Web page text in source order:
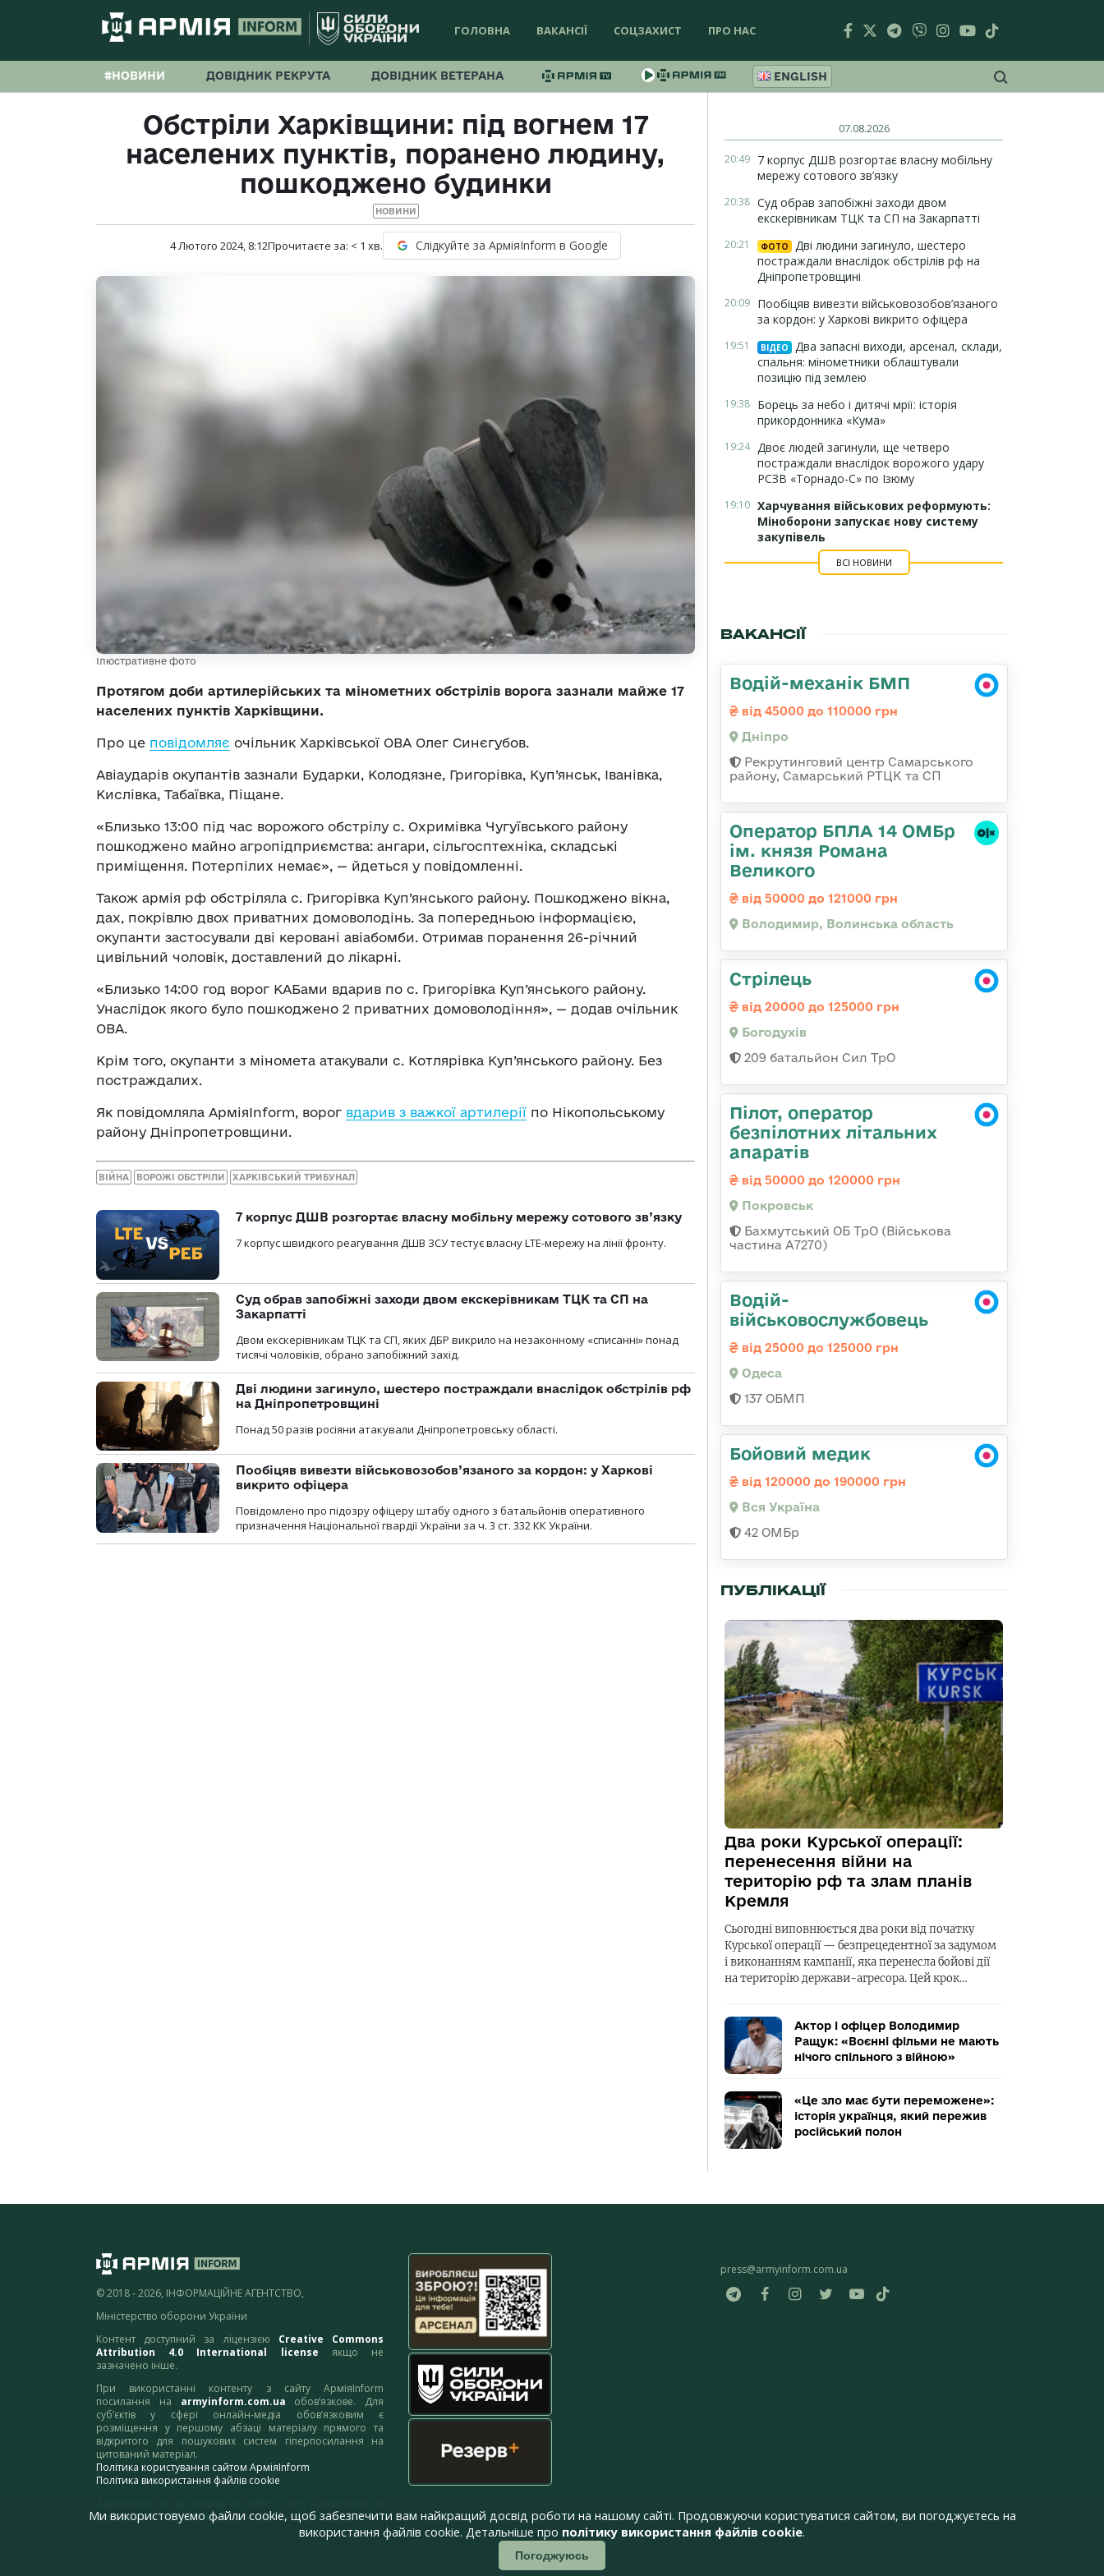
ГОЛОВНА ВАКАНСІЇ СОЦЗАХИСТ ПРО НАС
#НОВИНИ ДОВІДНИК РЕКРУТА ДОВІДНИК ВЕТЕРАНА ENGLISH
Обстріли Харківщини: під вогнем 17
населених пунктів, поранено людину,
пошкоджено будинки
НОВИНИ
4 Лютого 2024, 8:12Прочитаєте за: < 1 хв. Слідкуйте за АрміяInform в Google
Ілюстративне фото
Протягом доби артилерійських та мінометних обстрілів ворога зазнали майже 17
населених пунктів Харківщини.
Про це повідомляє очільник Харківської ОВА Олег Синєгубов.
Авіаударів окупантів зазнали Бударки, Колодязне, Григорівка, Куп’янськ, Іванівка,
Кислівка, Табаївка, Піщане.
«Близько 13:00 під час ворожого обстрілу с. Охримівка Чугуївського району
пошкоджено майно агропідприємства: ангари, сільгосптехніка, складські
приміщення. Потерпілих немає», — йдеться у повідомленні.
Також армія рф обстріляла с. Григорівка Куп’янського району. Пошкоджено вікна,
дах, покрівлю двох приватних домоволодінь. За попередньою інформацією,
окупанти застосували дві керовані авіабомби. Отримав поранення 26-річний
цивільний чоловік, доставлений до лікарні.
«Близько 14:00 год ворог КАБами вдарив по с. Григорівка Куп’янського району.
Унаслідок якого було пошкоджено 2 приватних домоволодіння», — додав очільник
ОВА.
Крім того, окупанти з міномета атакували с. Котлярівка Куп’янського району. Без
постраждалих.
Як повідомляла АрміяInform, ворог вдарив з важкої артилерії по Нікопольському
району Дніпропетровщини.
ВІЙНА ВОРОЖІ ОБСТРІЛИ ХАРКІВСЬКИЙ ТРИБУНАЛ
7 корпус ДШВ розгортає власну мобільну мережу сотового зв’язку
7 корпус швидкого реагування ДШВ ЗСУ тестує власну LTE-мережу на лінії фронту.
Суд обрав запобіжні заходи двом екскерівникам ТЦК та СП на
Закарпатті
Двом екскерівникам ТЦК та СП, яких ДБР викрило на незаконному «списанні» понад
тисячі чоловіків, обрано запобіжний захід.
Дві людини загинуло, шестеро постраждали внаслідок обстрілів рф
на Дніпропетровщині
Понад 50 разів росіяни атакували Дніпропетровську області.
Пообіцяв вивезти військовозобов’язаного за кордон: у Харкові
викрито офіцера
Повідомлено про підозру офіцеру штабу одного з батальйонів оперативного
призначення Національної гвардії України за ч. 3 ст. 332 КК України.
07.08.2026
20:49 7 корпус ДШВ розгортає власну мобільну
мережу сотового зв’язку
20:38 Суд обрав запобіжні заходи двом
екскерівникам ТЦК та СП на Закарпатті
20:21 ФОТО
Дві людини загинуло, шестеро
постраждали внаслідок обстрілів рф на
Дніпропетровщині
20:09 Пообіцяв вивезти військовозобов’язаного
за кордон: у Харкові викрито офіцера
19:51 ВІДЕО
Два запасні виходи, арсенал, склади,
спальня: мінометники облаштували
позицію під землею
19:38 Борець за небо і дитячі мрії: історія
прикордонника «Кума»
19:24 Двоє людей загинули, ще четверо
постраждали внаслідок ворожого удару
РСЗВ «Торнадо-С» по Ізюму
19:10 Харчування військових реформують:
Міноборони запускає нову систему
закупівель
ВСІ НОВИНИ
ВАКАНСІЇ
Водій-механік БМП
від 45000 до 110000 грн
Дніпро
Рекрутинговий центр Самарського
району, Самарський РТЦК та СП
Оператор БПЛА 14 ОМБр
ім. князя Романа
Великого
від 50000 до 121000 грн
Володимир, Волинська область
Стрілець
від 20000 до 125000 грн
Богодухів
209 батальйон Сил ТрО
Пілот, оператор
безпілотних літальних
апаратів
від 50000 до 120000 грн
Покровськ
Бахмутський ОБ ТрО (Військова
частина А7270)
Водій-
військовослужбовець
від 25000 до 125000 грн
Одеса
137 ОБМП
Бойовий медик
від 120000 до 190000 грн
Вся Україна
42 ОМБр
ПУБЛІКАЦІЇ
Два роки Курської операції:
перенесення війни на
територію рф та злам планів
Кремля
Сьогодні виповнюється два роки від початку
Курської операції — безпрецедентної за задумом
і виконанням кампанії, яка перенесла бойові дії
на територію держави-агресора. Цей крок…
Актор і офіцер Володимир
Ращук: «Воєнні фільми не мають
нічого спільного з війною»
«Це зло має бути переможене»:
історія українця, який пережив
російський полон
© 2018 - 2026, ІНФОРМАЦІЙНЕ АГЕНТСТВО,
Міністерство оборони України
Контент доступний за ліцензією Creative Commons
Attribution 4.0 International license якщо не
зазначено інше.
При використанні контенту з сайту АрміяInform
посилання на armyinform.com.ua обов’язкове. Для
суб’єктів у сфері онлайн-медіа обов’язковим є
розміщення у першому абзаці матеріалу прямого та
відкритого для пошукових систем гіперпосилання на
цитований матеріал.
Політика користування сайтом АрміяInform
Політика використання файлів cookie
адресу:webmaster@armyinform.com.ua
press@armyinform.com.ua
Ми використовуємо файли cookie, щоб забезпечити вам найкращий досвід роботи на нашому сайті. Продовжуючи користуватися сайтом, ви погоджуєтесь на
використання файлів cookie. Детальніше про політику використання файлів cookie.
Погоджуюсь